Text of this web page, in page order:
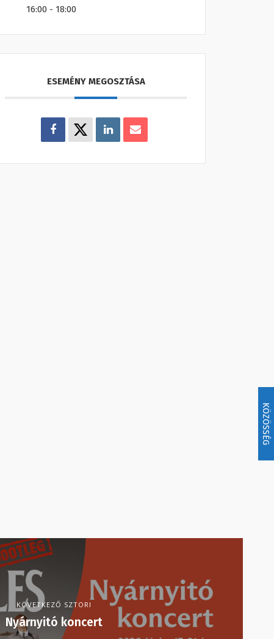
KÖZÖSSÉG
16:00 - 18:00
ESEMÉNY MEGOSZTÁSA
KÖVETKEZŐ SZTORI
Nyárnyitó koncert